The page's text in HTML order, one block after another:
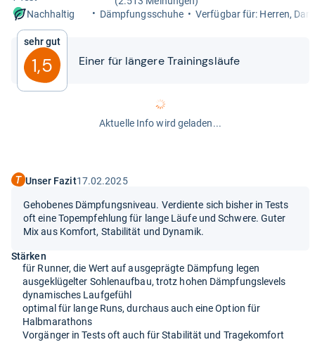
Nachhaltig
Dämp­fungs­schuhe Ver­füg­bar für: Her­ren,
Sehr gut
1,5 Einer für län­gere Trai­nings­läufe
Aktuelle Info wird geladen...
Unser Fazit17.02.2025
Gehobenes Dämpfungsniveau. Verdiente sich bisher in Tests
oft eine Topempfehlung für lange Läufe und Schwere. Guter
Mix aus Komfort, Stabilität und Dynamik.
Stärken
für Runner, die Wert auf ausgeprägte Dämpfung legen
ausgeklügelter Sohlenaufbau, trotz hohen Dämpfungslevels
dynamisches Laufgefühl
optimal für lange Runs, durchaus auch eine Option für
Halbmarathons
Vorgänger in Tests oft auch für Stabilität und Tragekomfort